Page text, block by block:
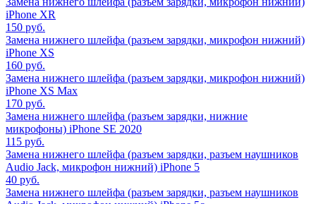
iPhone XR
150 руб.
Замена нижнего шлейфа (разъем зарядки, микрофон нижний)
iPhone XS
160 руб.
Замена нижнего шлейфа (разъем зарядки, микрофон нижний)
iPhone XS Max
170 руб.
Замена нижнего шлейфа (разъем зарядки, нижние
микрофоны) iPhone SE 2020
115 руб.
Замена нижнего шлейфа (разъем зарядки, разъем наушников
Audio Jack, микрофон нижний) iPhone 5
40 руб.
Замена нижнего шлейфа (разъем зарядки, разъем наушников